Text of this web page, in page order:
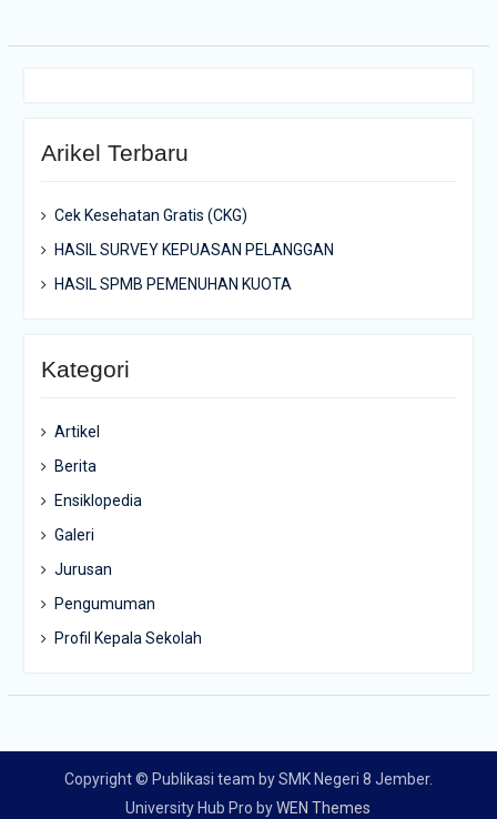
Arikel Terbaru
Cek Kesehatan Gratis (CKG)
HASIL SURVEY KEPUASAN PELANGGAN
HASIL SPMB PEMENUHAN KUOTA
Kategori
Artikel
Berita
Ensiklopedia
Galeri
Jurusan
Pengumuman
Profil Kepala Sekolah
Copyright © Publikasi team by SMK Negeri 8 Jember.
University Hub Pro byWEN Themes